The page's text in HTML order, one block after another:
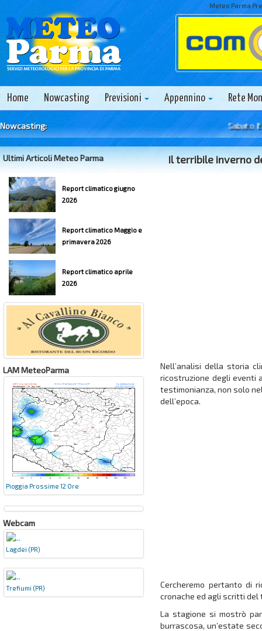
Meteo Parma
Home Nowcasting Previsioni Appennino Rete
Nowcasting: Sabato 8
Ultimi Articoli Meteo Parma
Report climatico giugno
2026
Report climatico Maggio e
primavera 2026
Report climatico aprile
2026
LAM MeteoParma
Pioggia Prossime 12 Ore
Webcam
Lagdei (PR)
Trefiumi (PR)
Il terribile inverno
Nell’analisi della storia
ricostruzione degli eventi
testimonianza, non solo
dell’epoca.
Cercheremo pertanto di
cronache ed agli scritti del
La stagione si mostrò
burrascosa, un’estate